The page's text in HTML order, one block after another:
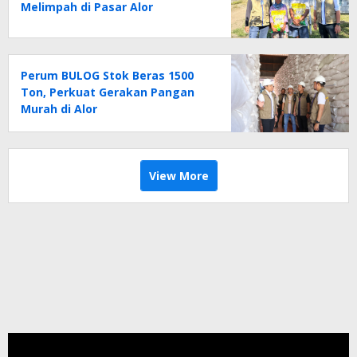
Melimpah di Pasar Alor
Perum BULOG Stok Beras 1500
Ton, Perkuat Gerakan Pangan
Murah di Alor
View More